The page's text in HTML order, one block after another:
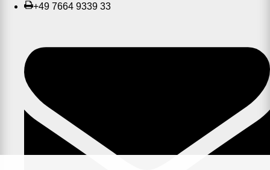
+49 7664 9339 33